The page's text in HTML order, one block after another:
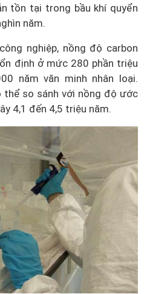
tồn tại trong bầu khí quyển
năm.
nghiệp, nồng độ carbon
định ở mức 280 phần triệu
năm văn minh nhân loại.
so sánh với nồng độ ước
4,1 đến 4,5 triệu năm.